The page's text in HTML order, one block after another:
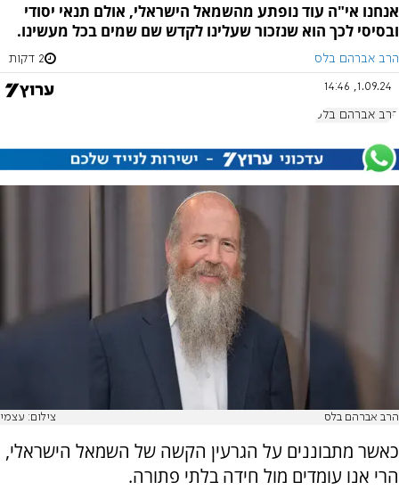
אנחנו אי"ה עוד נופתע מהשמאל הישראלי, אולם תנאי יסודי
ובסיסי לכך הוא שנזכור שעלינו לקדש שם שמים בכל מעשינו.
הרב אברהם בלס 2 דקות
1.09.24, 14:46
הרב אברהם בלס
הרב אברהם בלס צילום: עצמי
כאשר מתבוננים על הגרעין הקשה של השמאל הישראלי,
הרי אנו עומדים מול חידה בלתי פתורה.